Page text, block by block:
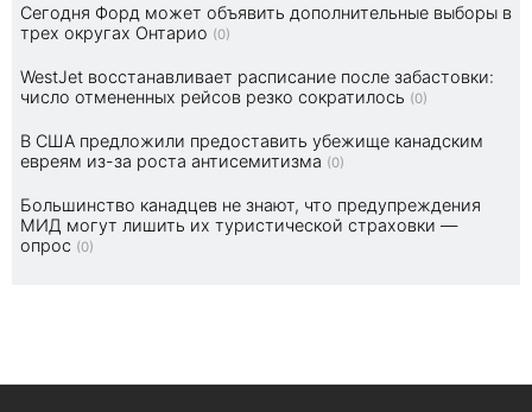
Сегодня Форд может объявить дополнительные выборы в
трех округах Онтарио (0)
WestJet восстанавливает расписание после забастовки:
число отмененных рейсов резко сократилось (0)
В США предложили предоставить убежище канадским
евреям из-за роста антисемитизма (0)
Большинство канадцев не знают, что предупреждения
МИД могут лишить их туристической страховки —
опрос (0)